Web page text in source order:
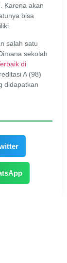
Karena akan
bisa
salah satu
sekolah
di
A (98)
didapatkan